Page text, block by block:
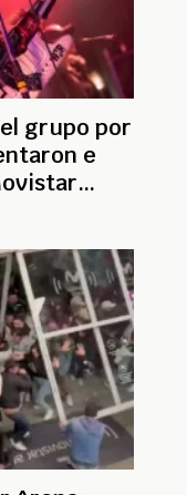
grupo por
e